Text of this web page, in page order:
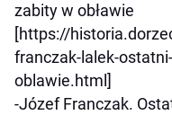
zabity w obławie
[https://
franczak-lalek-
oblawie.html]
-Józef Franczak.